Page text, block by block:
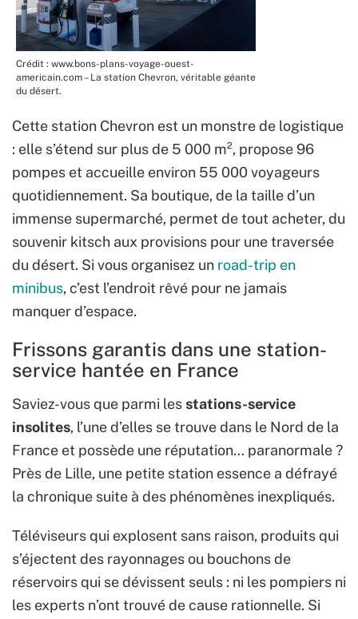
Crédit : www.bons-plans-voyage-ouest-
americain.com – La station Chevron, véritable géante
du désert.
Cette station Chevron est un monstre de logistique
: elle s’étend sur plus de 5 000 m², propose 96
pompes et accueille environ 55 000 voyageurs
quotidiennement. Sa boutique, de la taille d’un
immense supermarché, permet de tout acheter, du
souvenir kitsch aux provisions pour une traversée
du désert. Si vous organisez un road-trip en
minibus, c’est l’endroit rêvé pour ne jamais
manquer d’espace.
Frissons garantis dans une station-
service hantée en France
Saviez-vous que parmi lesstations-service
insolites, l’une d’elles se trouve dans le Nord de la
France et possède une réputation… paranormale ?
Près de Lille, une petite station essence a défrayé
la chronique suite à des phénomènes inexpliqués.
Téléviseurs qui explosent sans raison, produits qui
s’éjectent des rayonnages ou bouchons de
réservoirs qui se dévissent seuls : ni les pompiers ni
les experts n’ont trouvé de cause rationnelle. Si